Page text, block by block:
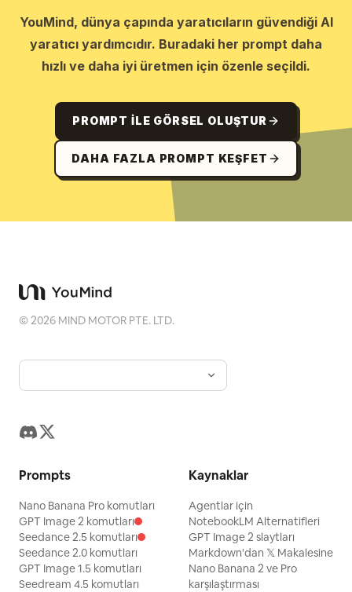
YouMind, dünya çapında yaratıcıların güvendiği AI
yaratıcı yardımcıdır. Buradaki her prompt daha
hızlı ve daha iyi üretmen için özenle seçildi.
PROMPT ILE GÖRSEL OLUŞTUR
DAHA FAZLA PROMPT KEŞFET
©2026 MIND MOTOR PTE. LTD.
Prompts
Nano Banana Pro komutları
GPT Image 2 komutları
Seedance 2.5 komutları
Seedance 2.0 komutları
GPT Image 1.5 komutları
Seedream 4.5 komutları
Kaynaklar
Agentlar için
NotebookLM Alternatifleri
GPT Image 2 slaytları
Markdown'dan 𝕏 Makalesine
Nano Banana 2 ve Pro
karşılaştırması